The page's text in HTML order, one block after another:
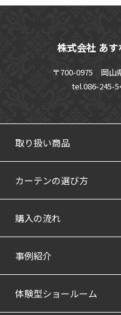
株式会社 あ
〒700-0975 岡山
tel.086-245-
取り扱い商品
カーテンの選び方
購入の流れ
事例紹介
体験型ショールーム